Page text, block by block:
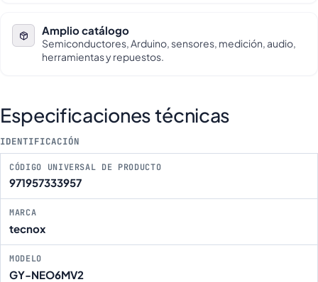
Amplio catálogo
Semiconductores, Arduino, sensores, medición, audio,
herramientas y repuestos.
Especificaciones técnicas
IDENTIFICACIÓN
CÓDIGO UNIVERSAL DE PRODUCTO
971957333957
MARCA
tecnox
MODELO
GY-NEO6MV2